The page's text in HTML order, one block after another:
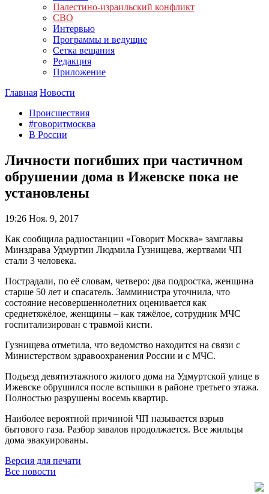
Палестино-израильский конфликт
СВО
Интервью
Программы и ведущие
Сетка вещания
Редакция
Приложение
Главная Новости
Происшествия
#говоритмосква
В России
Личности погибших при частичном
обрушении дома в Ижевске пока не
установлены
19:26 Ноя. 9, 2017
Как сообщила радиостанции «Говорит Москва» замглавы
Минздрава Удмуртии Людмила Гузнищева, жертвами ЧП
стали 3 человека.
Пострадали, по её словам, четверо: два подростка, женщина
старше 50 лет и спасатель. Замминистра уточнила, что
состояние несовершеннолетних оценивается как
среднетяжёлое, женщины – как тяжёлое, сотрудник МЧС
госпитализирован с травмой кисти.
Гузнищева отметила, что ведомство находится на связи с
Министерством здравоохранения России и с МЧС.
Подъезд девятиэтажного жилого дома на Удмуртской улице в
Ижевске обрушился после вспышки в районе третьего этажа.
Полностью разрушены восемь квартир.
Наиболее вероятной причиной ЧП называется взрыв
бытового газа. Разбор завалов продолжается. Все жильцы
дома эвакуированы.
Версия для печати
Все новости